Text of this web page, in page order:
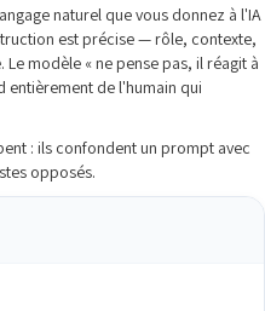
naturel que vous donnez à l'IA
est précise — rôle, contexte,
modèle « ne pense pas, il réagit à
entièrement de l'humain qui
: ils confondent un prompt avec
opposés.